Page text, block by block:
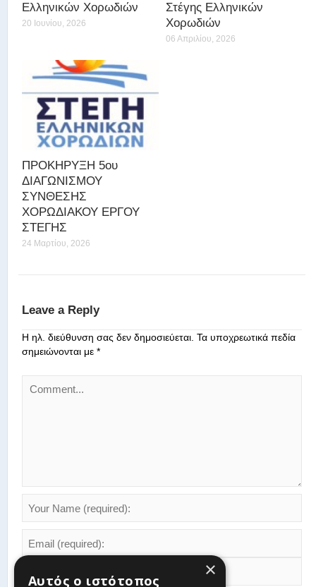
Ελληνικών Χορωδιών
20 Ιουνίου, 2026
Στέγης Ελληνικών
Χορωδιών
06 Απριλίου, 2026
ΠΡΟΚΗΡΥΞΗ 5ου
ΔΙΑΓΩΝΙΣΜΟΥ
ΣΥΝΘΕΣΗΣ
ΧΟΡΩΔΙΑΚΟΥ ΕΡΓΟΥ
ΣΤΕΓΗΣ
24 Μαρτίου, 2026
Leave a Reply
Η ηλ. διεύθυνση σας δεν δημοσιεύεται. Τα υποχρεωτικά πεδία
σημειώνονται με *
×
Αυτός ο ιστότοπος